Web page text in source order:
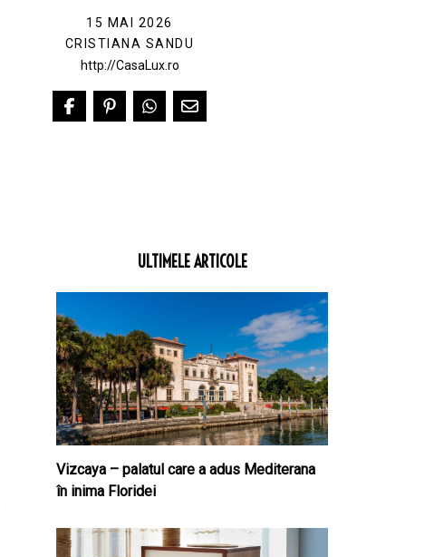
15 MAI 2026
CRISTIANA SANDU
http://CasaLux.ro
ULTIMELE ARTICOLE
Vizcaya – palatul care a adus Mediterana
în inima Floridei